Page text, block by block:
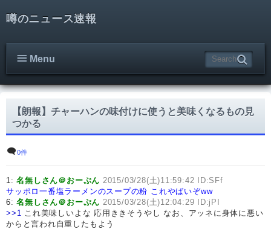
噂のニュース速報
Menu
【朗報】チャーハンの味付けに使うと美味くなるもの見
つかる
0件
1:名無しさん＠おーぷん 2015/03/28(土)11:59:42 ID:SFf
サッポロ一番塩ラーメンのスープの粉 これやばいぞww
6:名無しさん＠おーぷん 2015/03/28(土)12:04:29 ID:jPI
>>1 これ美味しいよな 応用ききそうやし なお、アッネに身体に悪い
からと言われ自重したもよう